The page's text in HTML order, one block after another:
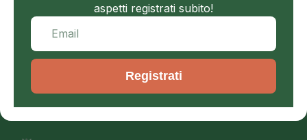
aspetti registrati subito!
Registrati